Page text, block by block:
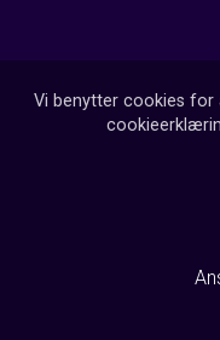
Vi benytter cookies for